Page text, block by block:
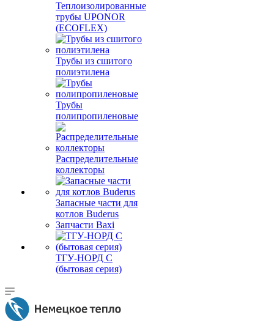
Теплоизолированные
трубы UPONOR
(ECOFLEX)
Трубы из сшитого
полиэтилена
Трубы
полипропиленовые
Распределительные
коллекторы
Запасные части для
котлов Buderus
Запчасти Baxi
ТГУ-НОРД С
(бытовая серия)